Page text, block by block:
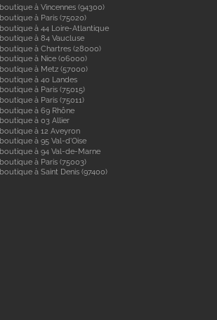
à Vincennes (94300)
à Paris (75020)
à 44 Loire-Atlantique
à 84 Vaucluse
à Chartres (28000)
à Nice (06000)
à Metz (57000)
à 40 Landes
à Paris (75015)
à Paris (75011)
à 69 Rhône
à 03 Allier
à 12 Aveyron
à 95 Val-d'Oise
à 94 Val-de-Marne
à Paris (75003)
à Saint Denis (97400)